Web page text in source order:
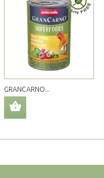
GRANCARNO...